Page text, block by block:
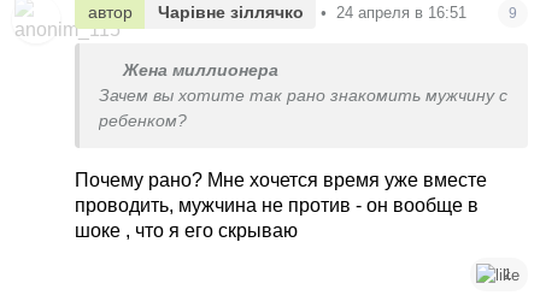
автор Чарівне зіллячко • 24 апреля в 16:51 9
Жена миллионера
Зачем вы хотите так рано знакомить мужчину с
ребенком?
Почему рано? Мне хочется время уже вместе
проводить, мужчина не против - он вообще в
шоке , что я его скрываю
1